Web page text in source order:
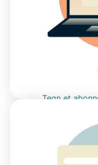
Kan jeg bruke et
Prøv et VPN for
Tegn et